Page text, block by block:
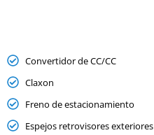
Convertidor de CC/CC
Claxon
Freno de estacionamiento
Espejos retrovisores exteriores